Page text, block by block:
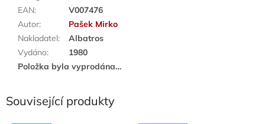
EAN:
V007476
Autor:
Pašek Mirko
Nakladatel:
Albatros
Vydáno:
1980
Položka byla vyprodána…
Související produkty